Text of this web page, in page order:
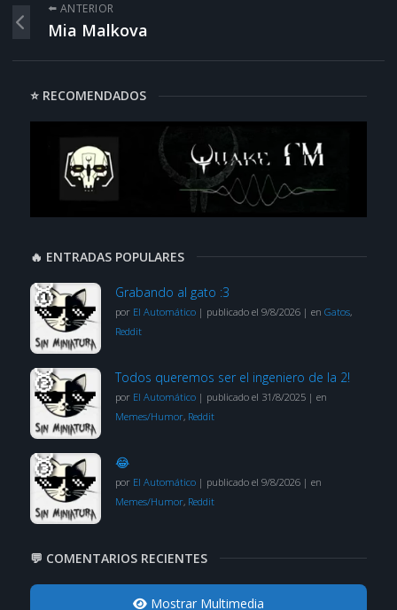
⬅️ ANTERIOR
Mia Malkova
⭐ RECOMENDADOS
🔥 ENTRADAS POPULARES
Grabando al gato :3
por El Automático| publicado el 9/8/2026| en Gatos,
Reddit
Todos queremos ser el ingeniero de la 2!
por El Automático| publicado el 31/8/2025| en
Memes/Humor, Reddit
😂
por El Automático| publicado el 9/8/2026| en
Memes/Humor, Reddit
💬 COMENTARIOS RECIENTES
Mostrar Multimedia